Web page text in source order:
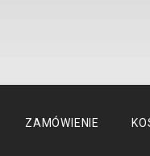
ZAMÓWIENIE